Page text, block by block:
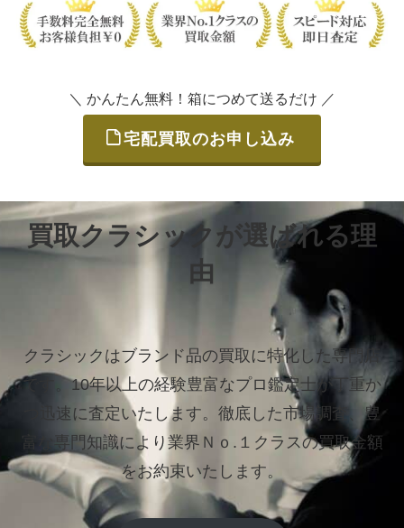
＼ かんたん無料！箱につめて送るだけ ／
宅配買取のお申し込み
買取クラシックが選ばれる理
由
クラシックはブランド品の買取に特化した専門店
です。10年以上の経験豊富なプロ鑑定士が丁重か
つ迅速に査定いたします。 徹底した市場調査、豊
富な専門知識により業界Ｎｏ.１クラスの買取金額
をお約束いたします。